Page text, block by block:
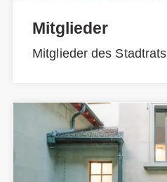
Mitglieder
Mitglieder des Stadtrats